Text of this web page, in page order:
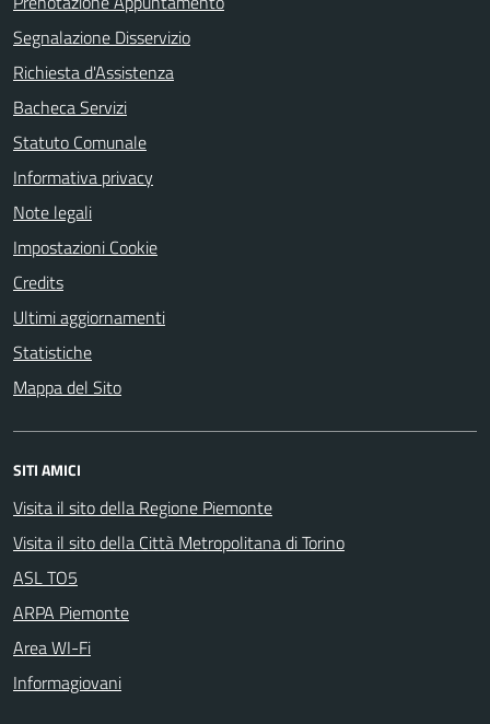
Segnalazione Disservizio
Richiesta d'Assistenza
Bacheca Servizi
Statuto Comunale
Informativa privacy
Note legali
Impostazioni Cookie
Credits
Ultimi aggiornamenti
Statistiche
Mappa del Sito
SITI AMICI
Visita il sito della Regione Piemonte
Visita il sito della Città Metropolitana di Torino
ASL TO5
ARPA Piemonte
Area WI-Fi
Informagiovani